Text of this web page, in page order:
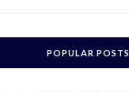
POPULAR POSTS